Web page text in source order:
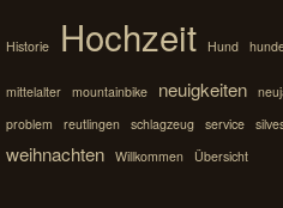
Historie Hochzeit Hund
mittelalter mountainbike neuigkeiten
problem
reutlingen schlagzeug service
weihnachten Willkommen Übersicht